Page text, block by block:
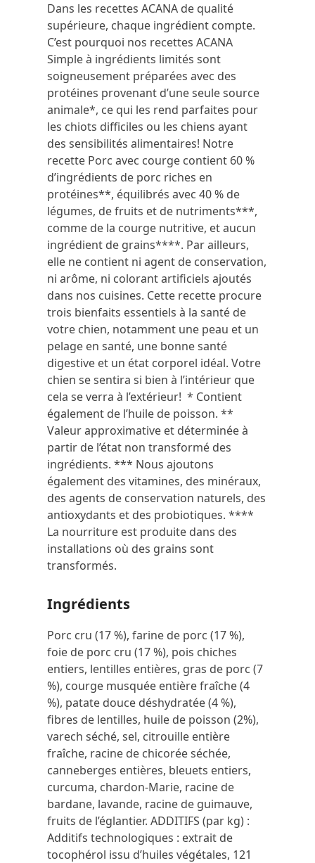
Dans les recettes ACANA de qualité
supérieure, chaque ingrédient compte.
C’est pourquoi nos recettes ACANA
Simple à ingrédients limités sont
soigneusement préparées avec des
protéines provenant d’une seule source
animale*, ce qui les rend parfaites pour
les chiots difficiles ou les chiens ayant
des sensibilités alimentaires! Notre
recette Porc avec courge contient 60 %
d’ingrédients de porc riches en
protéines**, équilibrés avec 40 % de
légumes, de fruits et de nutriments***,
comme de la courge nutritive, et aucun
ingrédient de grains****. Par ailleurs,
elle ne contient ni agent de conservation,
ni arôme, ni colorant artificiels ajoutés
dans nos cuisines. Cette recette procure
trois bienfaits essentiels à la santé de
votre chien, notamment une peau et un
pelage en santé, une bonne santé
digestive et un état corporel idéal. Votre
chien se sentira si bien à l’intérieur que
cela se verra à l’extérieur! * Contient
également de l’huile de poisson. **
Valeur approximative et déterminée à
partir de l’état non transformé des
ingrédients. *** Nous ajoutons
également des vitamines, des minéraux,
des agents de conservation naturels, des
antioxydants et des probiotiques. ****
La nourriture est produite dans des
installations où des grains sont
transformés.
Ingrédients
Porc cru (17 %), farine de porc (17 %),
foie de porc cru (17 %), pois chiches
entiers, lentilles entières, gras de porc (7
%), courge musquée entière fraîche (4
%), patate douce déshydratée (4 %),
fibres de lentilles, huile de poisson (2%),
varech séché, sel, citrouille entière
fraîche, racine de chicorée séchée,
canneberges entières, bleuets entiers,
curcuma, chardon-Marie, racine de
bardane, lavande, racine de guimauve,
fruits de l’églantier. ADDITIFS (par kg) :
Additifs technologiques : extrait de
tocophérol issu d’huiles végétales, 121